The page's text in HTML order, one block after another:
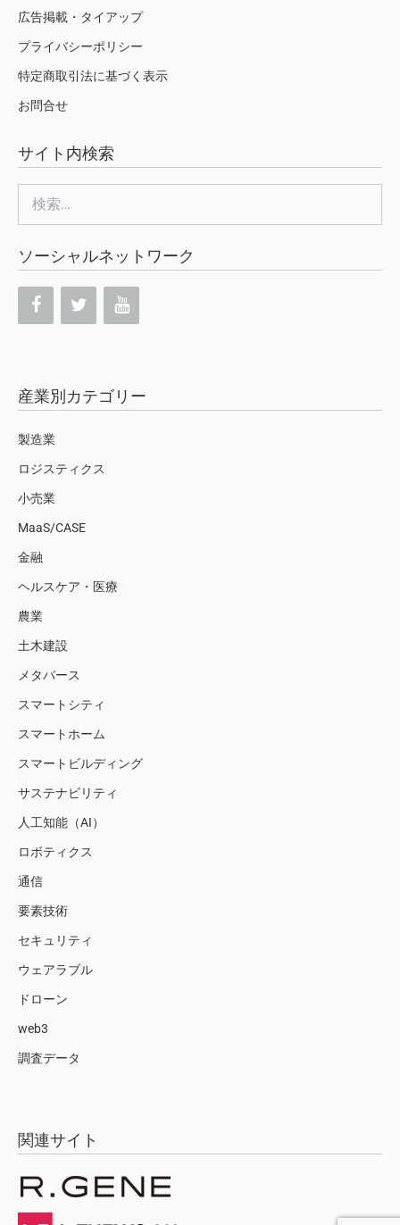
広告掲載・タイアップ
プライバシーポリシー
特定商取引法に基づく表示
お問合せ
サイト内検索
索:
ソーシャルネットワーク
産業別カテゴリー
製造業
ロジスティクス
小売業
MaaS/CASE
金融
ヘルスケア・医療
農業
土木建設
メタバース
スマートシティ
スマートホーム
スマートビルディング
サステナビリティ
人工知能（AI）
ロボティクス
通信
要素技術
セキュリティ
ウェアラブル
ドローン
web3
調査データ
関連サイト